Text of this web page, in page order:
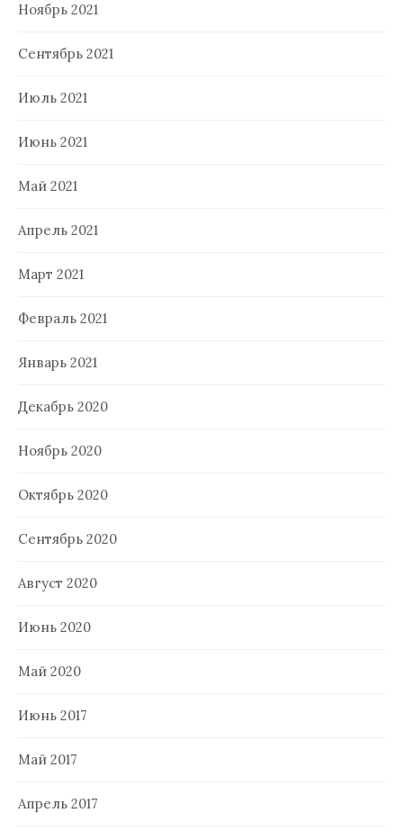
Ноябрь 2021
Сентябрь 2021
Июль 2021
Июнь 2021
Май 2021
Апрель 2021
Март 2021
Февраль 2021
Январь 2021
Декабрь 2020
Ноябрь 2020
Октябрь 2020
Сентябрь 2020
Август 2020
Июнь 2020
Май 2020
Июнь 2017
Май 2017
Апрель 2017